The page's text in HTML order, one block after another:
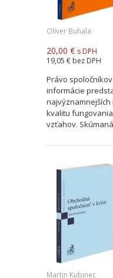
Oliver Buhala
20,00 € s DPH
19,05 € bez DPH
Právo
informácie
kvalitu
vzťahov.
Martin Kubinec